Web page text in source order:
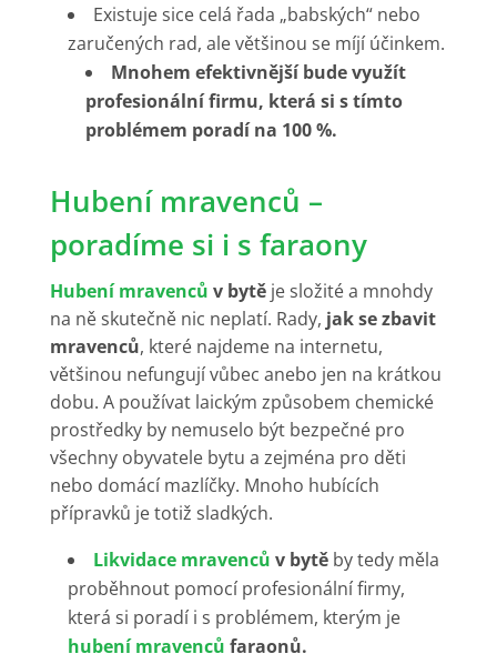
Existuje sice celá řada „babských“ nebo
zaručených rad, ale většinou se míjí účinkem.
Mnohem efektivnější bude využít
profesionální firmu, která si s tímto
problémem poradí na 100 %.
Hubení mravenců –
poradíme si i s faraony
Hubení mravenců v bytěje složité a mnohdy
na ně skutečně nic neplatí. Rady, jak se zbavit
mravenců, které najdeme na internetu,
většinou nefungují vůbec anebo jen na krátkou
dobu. A používat laickým způsobem chemické
prostředky by nemuselo být bezpečné pro
všechny obyvatele bytu a zejména pro děti
nebo domácí mazlíčky. Mnoho hubících
přípravků je totiž sladkých.
Likvidace mravenců v bytěby tedy měla
proběhnout pomocí profesionální firmy,
která si poradí i s problémem, kterým je
hubení mravenců faraonů.